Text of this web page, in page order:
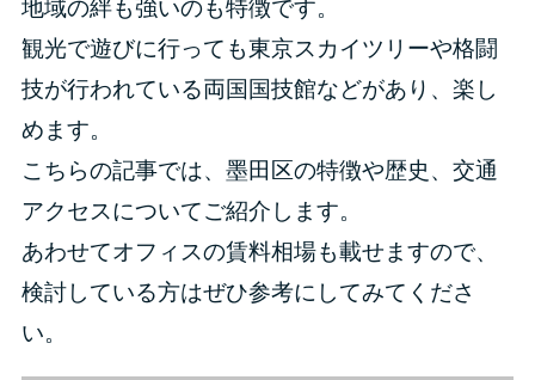
地域の絆も強いのも特徴です。
観光で遊びに行っても東京スカイツリーや格闘
技が行われている両国国技館などがあり、楽し
めます。
こちらの記事では、墨田区の特徴や歴史、交通
アクセスについてご紹介します。
あわせてオフィスの賃料相場も載せますので、
検討している方はぜひ参考にしてみてくださ
い。